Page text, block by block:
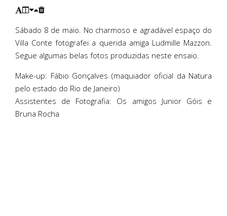
Sábado 8 de maio. No charmoso e agradável espaço do
Villa Conte fotografei a querida amiga Ludmille Mazzon.
Segue algumas belas fotos produzidas neste ensaio.
Make-up: Fábio Gonçalves (maquiador oficial da Natura
pelo estado do Rio de Janeiro)
Assistentes de Fotografia: Os amigos Junior Góis e
Bruna Rocha